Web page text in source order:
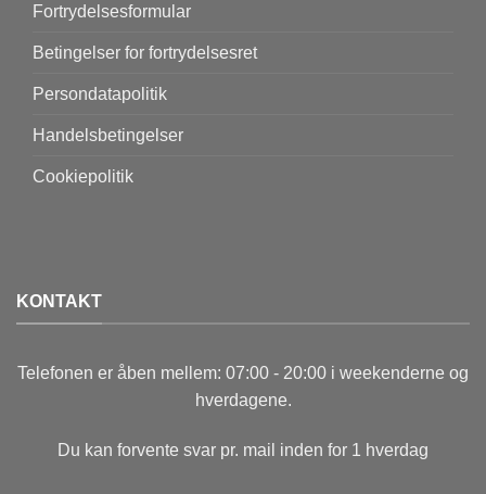
Fortrydelsesformular
Betingelser for fortrydelsesret
Persondatapolitik
Handelsbetingelser
Cookiepolitik
KONTAKT
Telefonen er åben mellem: 07:00 - 20:00 i weekenderne og
hverdagene.
Du kan forvente svar pr. mail inden for 1 hverdag